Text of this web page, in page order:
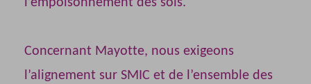
l’empoisonnement des sols.
Concernant Mayotte, nous exigeons
l’alignement sur SMIC et de l’ensemble des